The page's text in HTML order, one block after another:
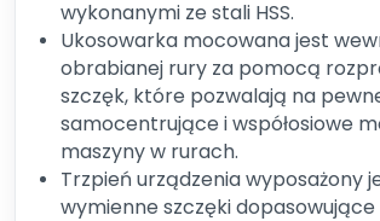
wykonanymi ze stali HSS.
Ukosowarka mocowana jest
obrabianej rury za pomocą
szczęk, które pozwalają na
samocentrujące i współosiowe
maszyny w rurach.
Trzpień urządzenia wyposażony
wymienne szczęki dopasowujące